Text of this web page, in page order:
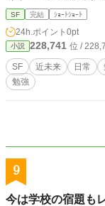
SF 完結 ｼｮｰﾄｼｮｰﾄ
24h.ポイント 0pt
小説 228,741 位 /
SF 近未来 日常
勉強
9
今は学校の宿題も